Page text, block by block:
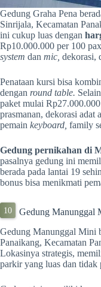
Gedung Graha Pena
Sinrijala, Kecamatan
ini cukup luas dengan
Rp10.000.000 per 100
system dan mic, dekorasi,
Penataan kursi bisa
dengan round table.
paket mulai
prasmanan, dekorasi adat
pemain keyboard, family
Gedung pernikahan di
pasalnya gedung ini
berada pada lantai 19
bonus bisa menikmati
Gedung Manunggal
Gedung Manunggal Mini
Panaikang, Kecamatan
Lokasinya strategis,
parkir yang luas dan tidak